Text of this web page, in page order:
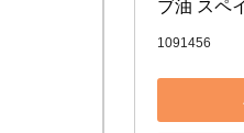
ブ油 スペ
1091456